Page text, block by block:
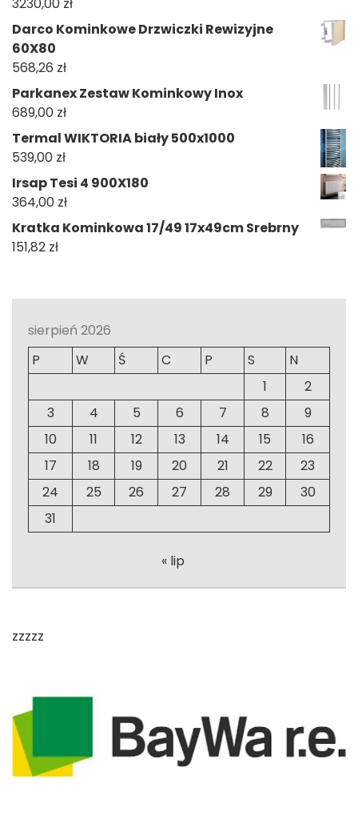
Darco Kominkowe Drzwiczki Rewizyjne
60X80
568,26 zł
Parkanex Zestaw Kominkowy Inox
689,00 zł
Termal WIKTORIA biały 500x1000
539,00 zł
Irsap Tesi 4 900X180
364,00 zł
Kratka Kominkowa 17/49 17x49cm Srebrny
151,82 zł
sierpień 2026
P
W Ś C P S
N
1
2
3
4 5 6 7 8
9
10
11 12 13 14 15
16
17
18 19 20 21 22
23
24
25 26 27 28 29
30
31
« lip
zzzzz